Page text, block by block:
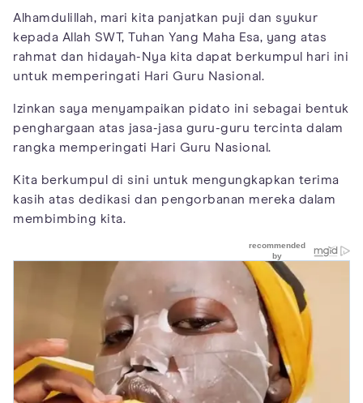
Alhamdulillah, mari kita panjatkan puji dan syukur
kepada Allah SWT, Tuhan Yang Maha Esa, yang atas
rahmat dan hidayah-Nya kita dapat berkumpul hari ini
untuk memperingati Hari Guru Nasional.
Izinkan saya menyampaikan pidato ini sebagai bentuk
penghargaan atas jasa-jasa guru-guru tercinta dalam
rangka memperingati Hari Guru Nasional.
Kita berkumpul di sini untuk mengungkapkan terima
kasih atas dedikasi dan pengorbanan mereka dalam
membimbing kita.